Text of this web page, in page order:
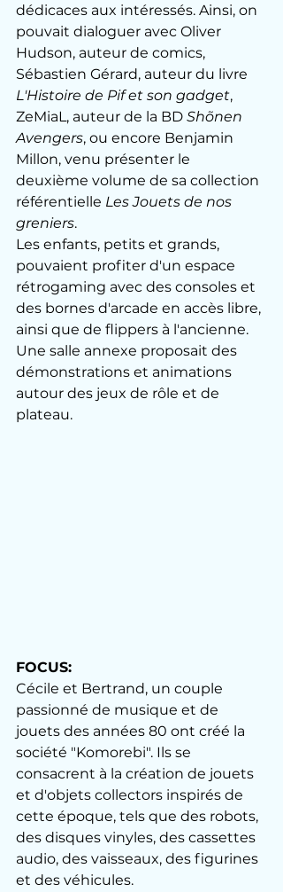
dédicaces aux intéressés. Ainsi, on
pouvait dialoguer avec Oliver
Hudson, auteur de comics,
Sébastien Gérard, auteur du livre
L'Histoire de Pif et son gadget,
ZeMiaL, auteur de la BD Shõnen
Avengers, ou encore Benjamin
Millon, venu présenter le
deuxième volume de sa collection
référentielle Les Jouets de nos
greniers.
Les enfants, petits et grands,
pouvaient profiter d'un espace
rétrogaming avec des consoles et
des bornes d'arcade en accès libre,
ainsi que de flippers à l'ancienne.
Une salle annexe proposait des
démonstrations et animations
autour des jeux de rôle et de
plateau.
FOCUS:
Cécile et Bertrand, un couple
passionné de musique et de
jouets des années 80 ont créé la
société "Komorebi". Ils se
consacrent à la création de jouets
et d'objets collectors inspirés de
cette époque, tels que des robots,
des disques vinyles, des cassettes
audio, des vaisseaux, des figurines
et des véhicules.